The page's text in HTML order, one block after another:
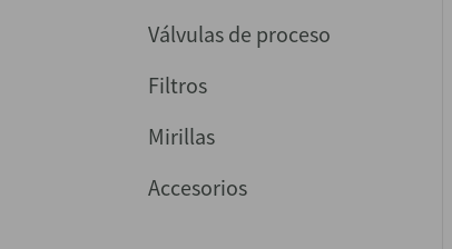
Válvulas de proceso
Filtros
Mirillas
Accesorios